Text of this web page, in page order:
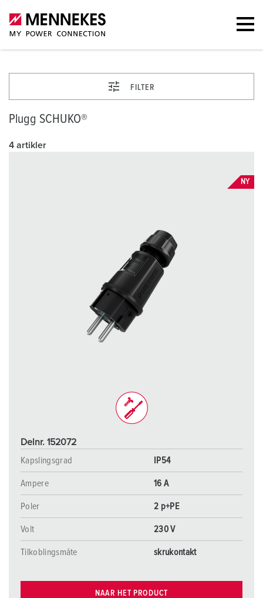
FILTER
Plugg SCHUKO®
4 artikler
NY
Delnr. 152072
Kapslingsgrad
IP54
Ampere 16 A
Poler 2 p+PE
Volt 230 V
Tilkoblingsmåte skrukontakt
NAAR HET PRODUCT